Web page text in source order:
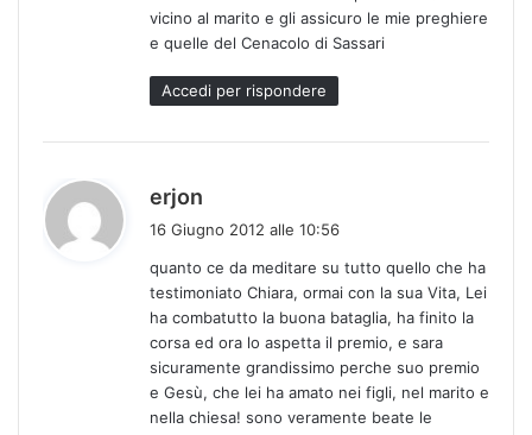
vicino al marito e gli assicuro le mie preghiere
e quelle del Cenacolo di Sassari
Accedi per rispondere
erjon
e
t
t
16 Giugno 2012 alle 10:56
quanto ce da meditare su tutto quello che ha
testimoniato Chiara, ormai con la sua Vita, Lei
ha combatutto la buona bataglia, ha finito la
corsa ed ora lo aspetta il premio, e sara
sicuramente grandissimo perche suo premio
e Gesù, che lei ha amato nei figli, nel marito e
nella chiesa! sono veramente beate le